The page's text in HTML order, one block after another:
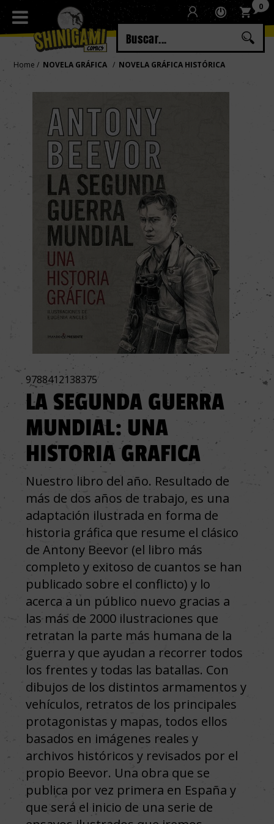
Regístrate
Iniciar sesión 0
Home NOVELA GRÁFICA NOVELA GRÁFICA HISTÓRICA
9788412138375
LA SEGUNDA GUERRA
MUNDIAL: UNA
HISTORIA GRAFICA
Nuestro libro del año. Resultado de
más de dos años de trabajo, es una
adaptación ilustrada en forma de
historia gráfica que resume el clásico
de Antony Beevor (el libro más
completo y exitoso de cuantos se han
publicado sobre el conflicto) y lo
acerca a un público nuevo gracias a
las más de 2000 ilustraciones que
retratan la parte más humana de la
guerra y que ayudan a recorrer todos
los frentes y todas las batallas. Con
dibujos de los distintos armamentos y
vehículos, retratos de los principales
protagonistas y mapas, todos ellos
basados en imágenes reales y
archivos históricos y revisados por el
propio Beevor. Una obra que se
publica por vez primera en España y
que será el inicio de una serie de